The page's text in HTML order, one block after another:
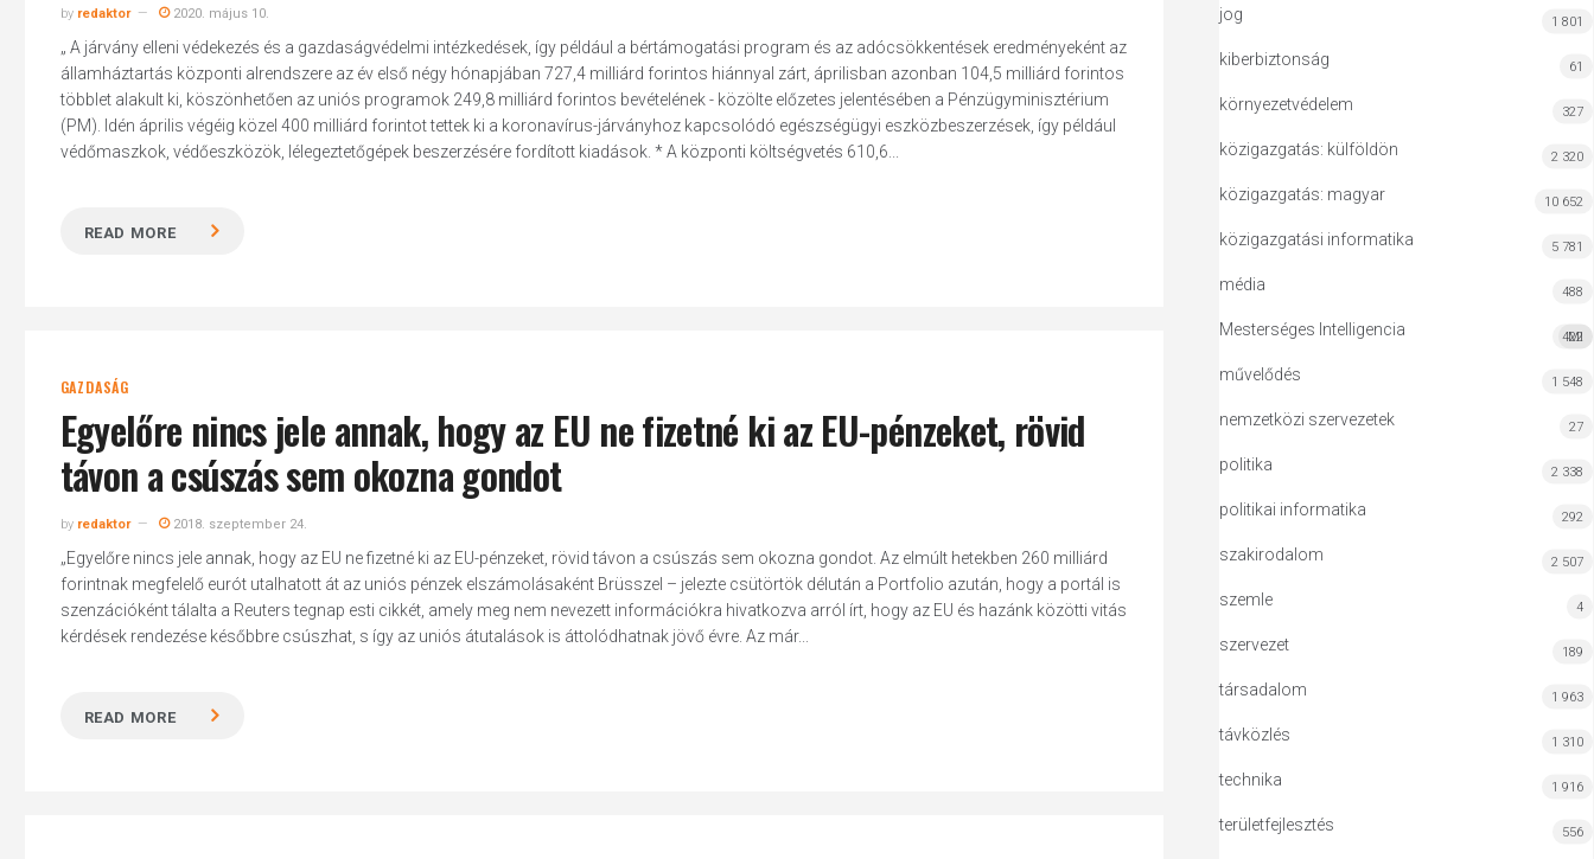
by redaktor 2020. május 10.
„ A járvány elleni védekezés és a gazdaságvédelmi intézkedések, így például a bértámogatási program és az adócsökkentések eredményeként az
államháztartás központi alrendszere az év első négy hónapjában 727,4 milliárd forintos hiánnyal zárt, áprilisban azonban 104,5 milliárd forintos
többlet alakult ki, köszönhetően az uniós programok 249,8 milliárd forintos bevételének - közölte előzetes jelentésében a Pénzügyminisztérium
(PM). Idén április végéig közel 400 milliárd forintot tettek ki a koronavírus-járványhoz kapcsolódó egészségügyi eszközbeszerzések, így például
védőmaszkok, védőeszközök, lélegeztetőgépek beszerzésére fordított kiadások. * A központi költségvetés 610,6...
READ MORE
GAZDASÁG
Egyelőre nincs jele annak, hogy az EU ne fizetné ki az EU-pénzeket, rövid
távon a csúszás sem okozna gondot
by redaktor 2018. szeptember 24.
„Egyelőre nincs jele annak, hogy az EU ne fizetné ki az EU-pénzeket, rövid távon a csúszás sem okozna gondot. Az elmúlt hetekben 260 milliárd
forintnak megfelelő eurót utalhatott át az uniós pénzek elszámolásaként Brüsszel – jelezte csütörtök délután a Portfolio azután, hogy a portál is
szenzációként tálalta a Reuters tegnap esti cikkét, amely meg nem nevezett információkra hivatkozva arról írt, hogy az EU és hazánk közötti vitás
kérdések rendezése későbbre csúszhat, s így az uniós átutalások is áttolódhatnak jövő évre. Az már...
READ MORE
jog 1 801
kiberbiztonság 61
környezetvédelem 327
közigazgatás: külföldön 2 320
közigazgatás: magyar 10 652
közigazgatási informatika 5 781
média 488
Mesterséges Intelligencia MI
422
művelődés 1 548
nemzetközi szervezetek 27
politika 2 338
politikai informatika 292
szakirodalom 2 507
szemle 4
szervezet 189
társadalom 1 963
távközlés 1 310
technika 1 916
területfejlesztés 556